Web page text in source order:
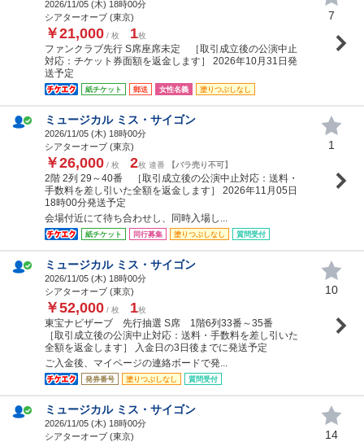
2026/11/05 (木) 18時00分
シアターオーブ (東京)
￥21,000 / 枚 1枚
ファンクラブ先行 S席座席未定 ［取引成立後の公演中止
対応：チケット券面額を返金します］ 2026年10月31日発
送予定
紙チケット 郵送 女性名義 塗りつぶしなし
7
ミュージカル ミス・サイゴン
2026/11/05 (木) 18時00分
シアターオーブ (東京)
￥26,000 / 枚 2枚 連番 【バラ売り不可】
2階 2列 29～40番 ［取引成立後の公演中止対応：送料・
手数料を差し引いた全額を返金します］ 2026年11月05日
18時00分発送予定
会場付近にて待ち合わせし、同時入場し...
紙チケット 同行募集 塗りつぶしなし 質問受付
1
ミュージカル ミス・サイゴン
2026/11/05 (木) 18時00分
シアターオーブ (東京)
￥52,000 / 枚 1枚
東宝ナビザーブ 先行抽選 S席 1階6列33番～35番
［取引成立後の公演中止対応：送料・手数料を差し引いた
全額を返金します］ 入金日の3日後までに発送予定
ご入金後、マイページの連絡ボードで発...
発券番号 塗りつぶしなし 質問受付
10
ミュージカル ミス・サイゴン
2026/11/05 (木) 18時00分
シアターオーブ (東京)
14